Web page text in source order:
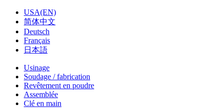
USA(EN)
简体中文
Deutsch
Français
日本語
Usinage
Soudage / fabrication
Revêtement en poudre
Assemblée
Clé en main